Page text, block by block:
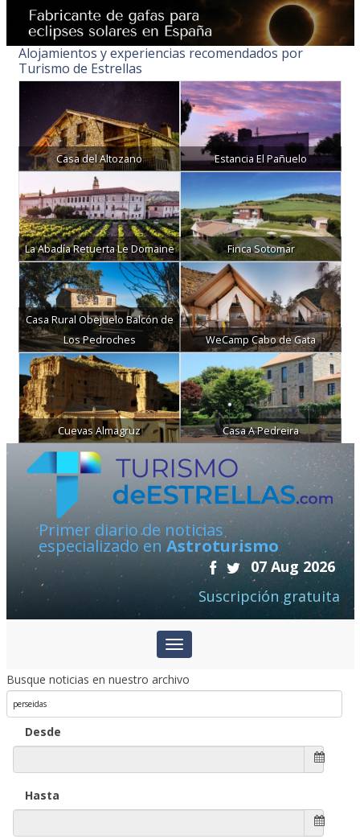
Alojamientos y experiencias recomendados por
Turismo de Estrellas
Casa del Altozano Estancia El Pañuelo
La Abadía Retuerta Le Domaine Finca Sotomar
Casa Rural Obejuelo Balcón de
Los Pedroches
WeCamp Cabo de Gata
Cuevas Almagruz Casa A Pedreira
Primer diario de noticias
especializado en Astroturismo
07 Aug 2026
Suscripción gratuita
Busque noticias en nuestro archivo
Desde
Hasta